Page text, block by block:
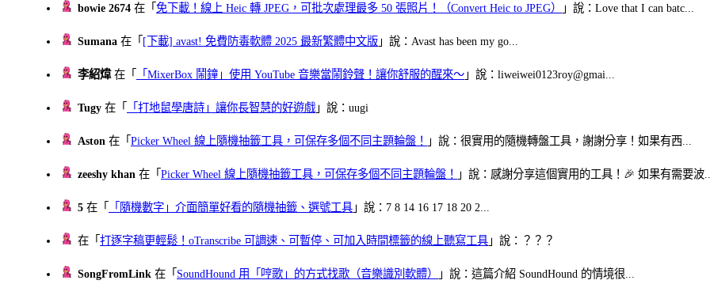
bowie 2674 在「免下載！線上 Heic 轉 JPEG，可批次處理最多 50 張照片！（Convert Heic to JPEG） 」說：Love that I can batc...
Sumana 在「 [下載] avast! 免費防毒軟體 2025 最新繁體中文版 」說：Avast has been my go...
李紹煒在「 「MixerBox 鬧鐘」使用 YouTube 音樂當鬧鈴聲！讓你舒服的醒來～ 」說：liweiwei0123roy@gmai...
Tugy 在「 「打地鼠學唐詩」讓你長智慧的好遊戲 」說：uugi
Aston 在「Picker Wheel 線上隨機抽籤工具，可保存多個不同主題輪盤！ 」說：很實用的隨機轉盤工具，謝謝分享！如果有西...
zeeshy khan 在「Picker Wheel 線上隨機抽籤工具，可保存多個不同主題輪盤！ 」說：感謝分享這個實用的工具！🎉 如果有需要波
5 在「 「隨機數字」介面簡單好看的隨機抽籤、選號工具 」說：7 8 14 16 17 18 20 2...
在「打逐字稿更輕鬆！oTranscribe 可調速、可暫停、可加入時間標籤的線上聽寫工具 」說：？？？
SongFromLink 在「 SoundHound 用「哼歌」的方式找歌（音樂識別軟體） 」說：這篇介紹 SoundHound 的情境很...